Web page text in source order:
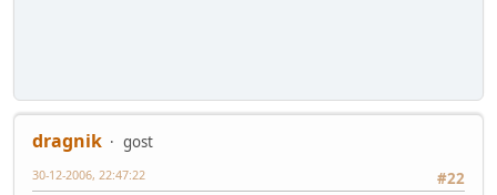
dragnik
gost
#22
30-12-2006, 22:47:22